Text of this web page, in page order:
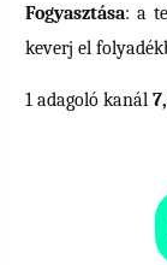
Fogyasztása: a
keverj el
1 adagoló kanál